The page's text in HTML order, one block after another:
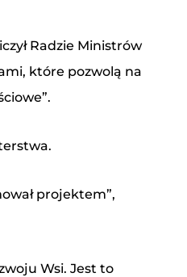
Radzie Ministrów
które pozwolą na
projektem”,
Wsi. Jest to